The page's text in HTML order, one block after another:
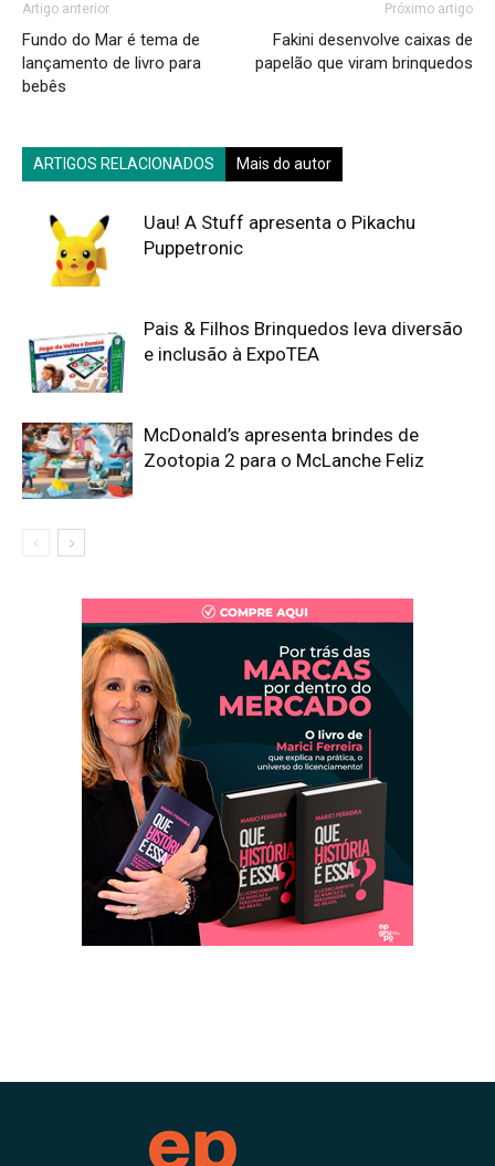
Artigo anterior
Fundo do Mar é tema de
lançamento de livro para
bebês
Próximo artigo
Fakini desenvolve caixas de
papelão que viram brinquedos
ARTIGOS RELACIONADOS Mais do autor
Uau! A Stuff apresenta o Pikachu
Puppetronic
Pais & Filhos Brinquedos leva diversão
e inclusão à ExpoTEA
McDonald’s apresenta brindes de
Zootopia 2 para o McLanche Feliz